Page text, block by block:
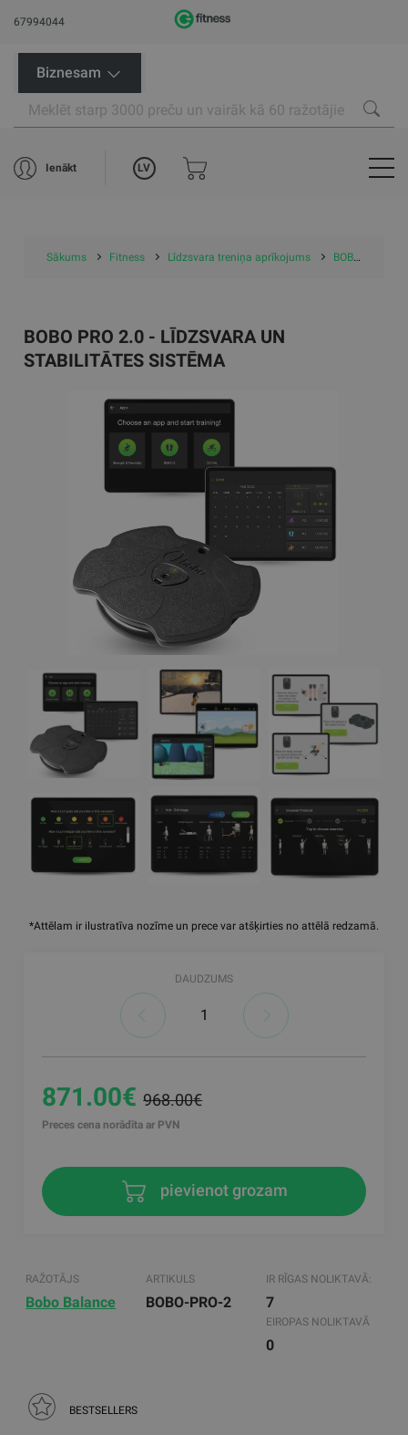
67994044
Biznesam
Ienākt LV
Sākums Fitness Līdzsvara treniņa aprīkojums BOBO BALANCE interaktīvais līdzsvara treniņa aprīkojums
*Attēlam ir ilustratīva nozīme un prece var atšķirties no attēlā redzamā.
BOBO PRO 2.0 - LĪDZSVARA UN
STABILITĀTES SISTĒMA
DAUDZUMS
871.00€968.00€
Preces cena norādīta ar PVN
pievienot grozam
RAŽOTĀJS
Bobo Balance
ARTIKULS
BOBO-PRO-2
IR RĪGAS NOLIKTAVĀ:
7
EIROPAS NOLIKTAVĀ
0
BESTSELLERS